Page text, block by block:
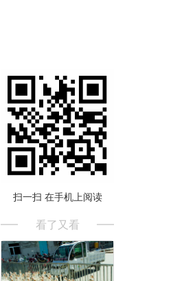
扫一扫 在手机上阅读
看了又看